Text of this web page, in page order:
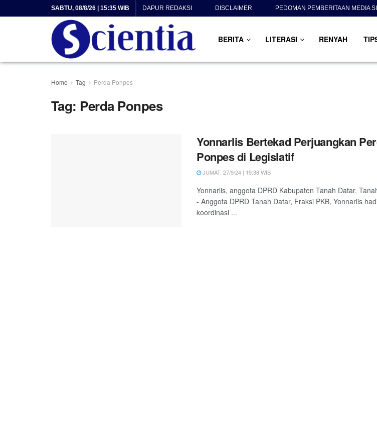
SABTU, 08/8/26 | 15:35 WIB DAPUR REDAKSI DISCLAIMER PEDOMAN PEMBERITAAN MEDIA
BERITA LITERASI RENYAH
Home Tag Perda Ponpes
Tag: Perda Ponpes
Yonnarlis Bertekad Perjuangkan
Ponpes di Legislatif
JUMAT, 27/9/24 | 19:38 WIB
Yonnarlis, anggota DPRD Kabupaten Tanah Datar.
- Anggota DPRD Tanah Datar, Fraksi PKB, Yonnarlis
koordinasi ...